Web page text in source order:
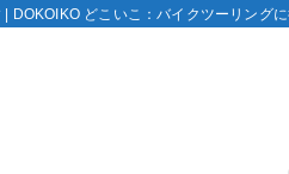
DOKOIKO どこいこ：バイクツーリング